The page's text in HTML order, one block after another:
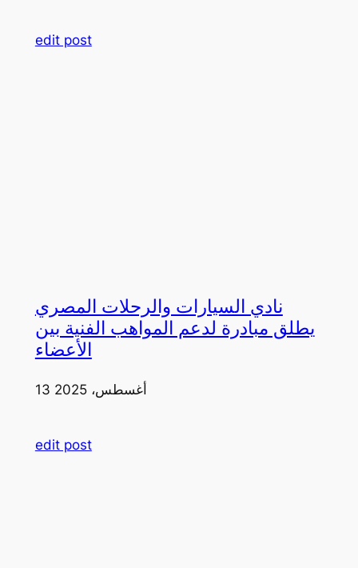
edit post
نادي السيارات والرحلات المصري
يطلق مبادرة لدعم المواهب الفنية بين
الأعضاء
13 أغسطس، 2025
edit post